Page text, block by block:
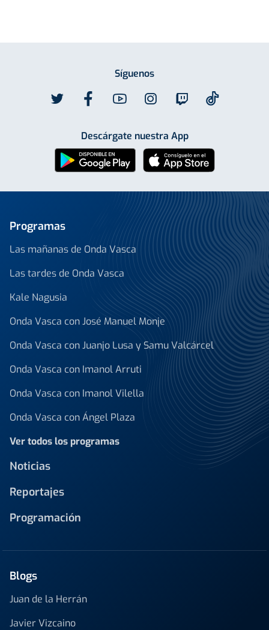
Síguenos
Descárgate nuestra App
Programas
Las mañanas de Onda Vasca
Las tardes de Onda Vasca
Kale Nagusia
Onda Vasca con José Manuel Monje
Onda Vasca con Juanjo Lusa y Samu Valcárcel
Onda Vasca con Imanol Arruti
Onda Vasca con Imanol Vilella
Onda Vasca con Ángel Plaza
Ver todos los programas
Noticias
Reportajes
Programación
Blogs
Juan de la Herrán
Javier Vizcaino